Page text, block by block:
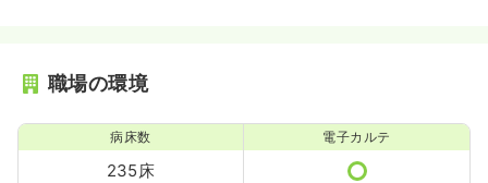
職場の環境
病床数
235床
電子カルテ